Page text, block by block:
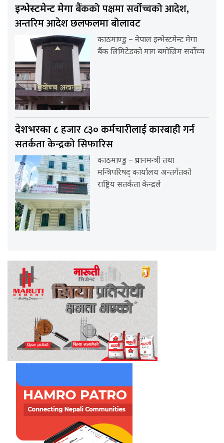
इन्भेस्टमेन्ट मेगाबैंकको पक्षमा सर्वाेच्चको आदेश,
अन्तरिम आदेश छलफलमा बोलावट
काठमाण्डु – नेपाल इन्भेस्टमेन्ट मेगा
बैंक लिमिटेडको माग बमोजिम सर्वोच्च
देशभरका ८हजार ८३० कर्मचारीलाई कारबाही गर्न
सतर्कता केन्द्रको सिफारिस
काठमाण्डु – प्रधानमन्त्री तथा
मन्त्रिपरिषद् कार्यालय अन्तर्गतको
राष्ट्रिय सतर्कता केन्द्रले